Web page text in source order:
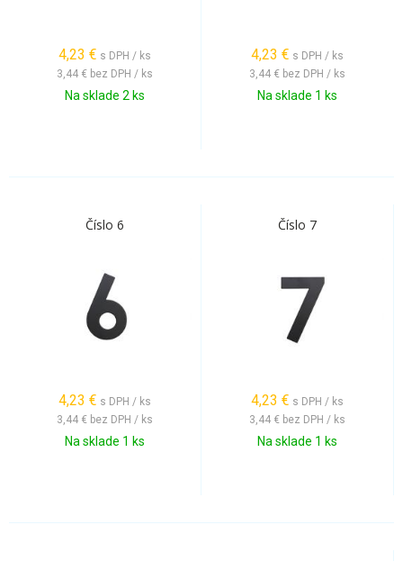
4,23 € s DPH / ks
3,44 € bez DPH / ks
Na sklade 2 ks
4,23 € s DPH / ks
3,44 € bez DPH / ks
Na sklade 1 ks
Číslo 6
4,23 € s DPH / ks
3,44 € bez DPH / ks
Na sklade 1 ks
Číslo 7
4,23 € s DPH / ks
3,44 € bez DPH / ks
Na sklade 1 ks